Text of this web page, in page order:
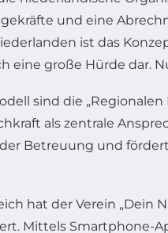
und eine
ist das
eine große Hürde dar.
sind die
als zentrale
Betreuung und
hat der Verein
Mittels Smartphone-